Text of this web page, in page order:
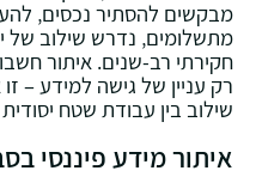
מבקשים להסתיר נכסים‚
מתשלומים‚ נדרש שילוב של
חקירתי רב-שנים. איתור
רק עניין של גישה למידע –
שילוב בין עבודת שטח יסודית
איתור מידע פיננסי